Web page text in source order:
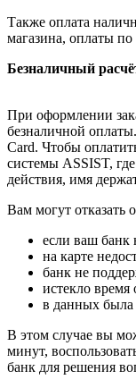
Также оплата
магазина, оплаты
Безналичный
При оформлении
безналичной
Card. Чтобы
системы ASSIST,
действия, имя
Вам могут отказать
если ваш банк
на карте
банк не
истекло
в данных
В этом случае вы
минут,
банк для решения